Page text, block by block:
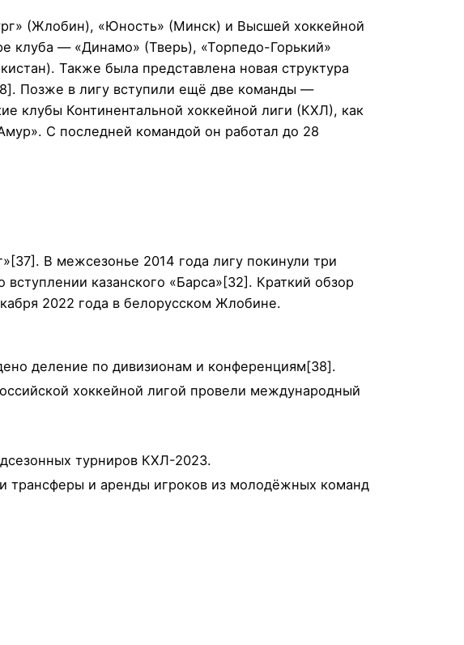
(Жлобин), «Юность» (Минск) и Высшей хоккейной
клуба — «Динамо» (Тверь), «Торпедо-Горький»
Также была представлена новая структура
Позже в лигу вступили ещё две команды —
клубы Континентальной хоккейной лиги (КХЛ), как
С последней командой он работал до 28
В межсезонье 2014 года лигу покинули три
казанского «Барса»[32]. Краткий обзор
2022 года в белорусском Жлобине.
деление по дивизионам и конференциям[38].
хоккейной лигой провели международный
турниров КХЛ-2023.
трансферы и аренды игроков из молодёжных команд